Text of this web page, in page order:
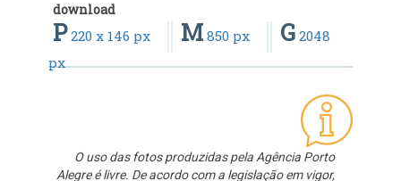
download
P220 x 146 px M 850 px G 2048
px
O uso das fotos produzidas pela Agência Porto
Alegre é livre. De acordo com a legislação em vigor,